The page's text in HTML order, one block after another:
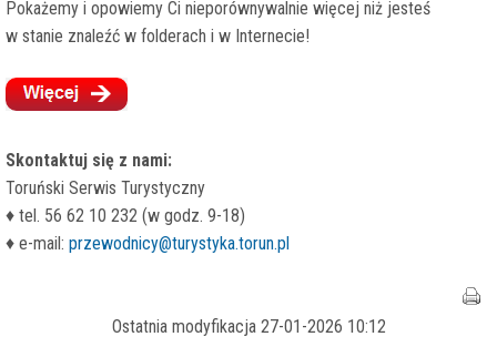
Pokażemy i opowiemy Ci nieporównywalnie więcej niż jesteś
w stanie znaleźć w folderach i w Internecie!
Skontaktuj się z nami:
Toruński Serwis Turystyczny
♦ tel. 56 62 10 232 (w godz. 9-18)
♦ e-mail: przewodnicy@turystyka.torun.pl
Ostatnia modyfikacja 27-01-2026 10:12